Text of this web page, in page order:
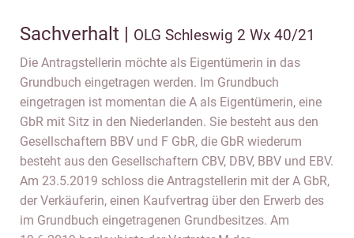
Sachverhalt | OLG Schleswig 2 Wx 40/21
Die Antragstellerin möchte als Eigentümerin in das
Grundbuch eingetragen werden. Im Grundbuch
eingetragen ist momentan die A als Eigentümerin, eine
GbR mit Sitz in den Niederlanden. Sie besteht aus den
Gesellschaftern BBV und F GbR, die GbR wiederum
besteht aus den Gesellschaftern CBV, DBV, BBV und EBV.
Am 23.5.2019 schloss die Antragstellerin mit der A GbR,
der Verkäuferin, einen Kaufvertrag über den Erwerb des
im Grundbuch eingetragenen Grundbesitzes. Am